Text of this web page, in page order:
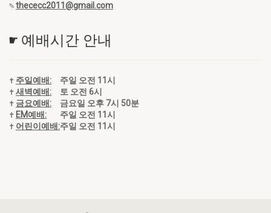
✎thececc2011@gmail.com
☛ 예배시간 안내
✝ 주일예배:
주일 오전 11시
✝새벽예배:
토 오전 6시
✝ 금요예배:
금요일 오후 7시 50분
✝ EM예배:
주일 오전 11시
✝ 어린이예배:주일 오전 11시